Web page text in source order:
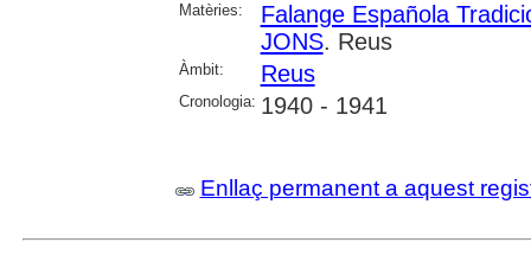
Matèries:
Falange Española
JONS. Reus
Àmbit: Reus
Cronologia: 1940 - 1941
Enllaç permanent a aquest